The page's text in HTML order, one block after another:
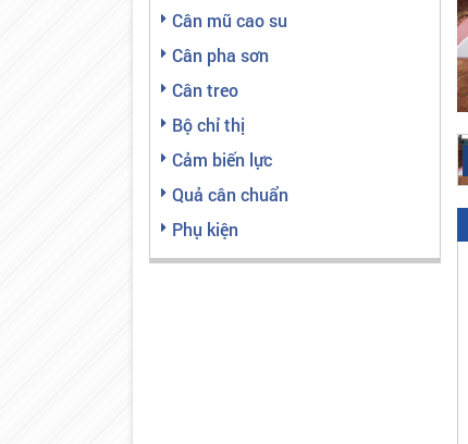
Cân mũ cao su
Cân pha sơn
Cân treo
Bộ chỉ thị
Cảm biến lực
Quả cân chuẩn
Phụ kiện